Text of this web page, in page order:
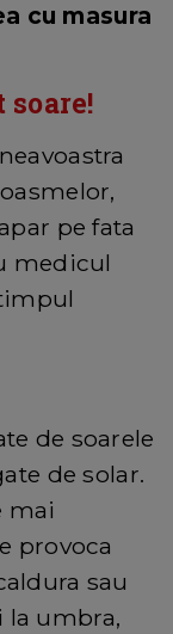
cu masura
soare!
pe fata
medicul
de soarele
de solar.
mai
provoca
sau
la umbra,